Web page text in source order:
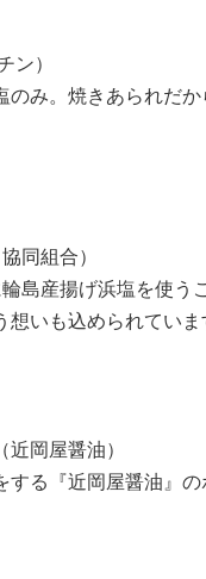
ン）
み。焼きあられだ
同組合）
島産揚げ浜塩を使
いも込められていま
岡屋醤油）
る『近岡屋醤油』